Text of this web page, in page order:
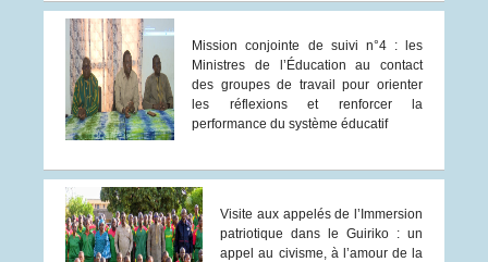
Mission conjointe de suivi n°4 : les
Ministres de l’Éducation au contact
des groupes de travail pour orienter
les réflexions et renforcer la
performance du système éducatif
Visite aux appelés de l’Immersion
patriotique dans le Guiriko : un
appel au civisme, à l’amour de la